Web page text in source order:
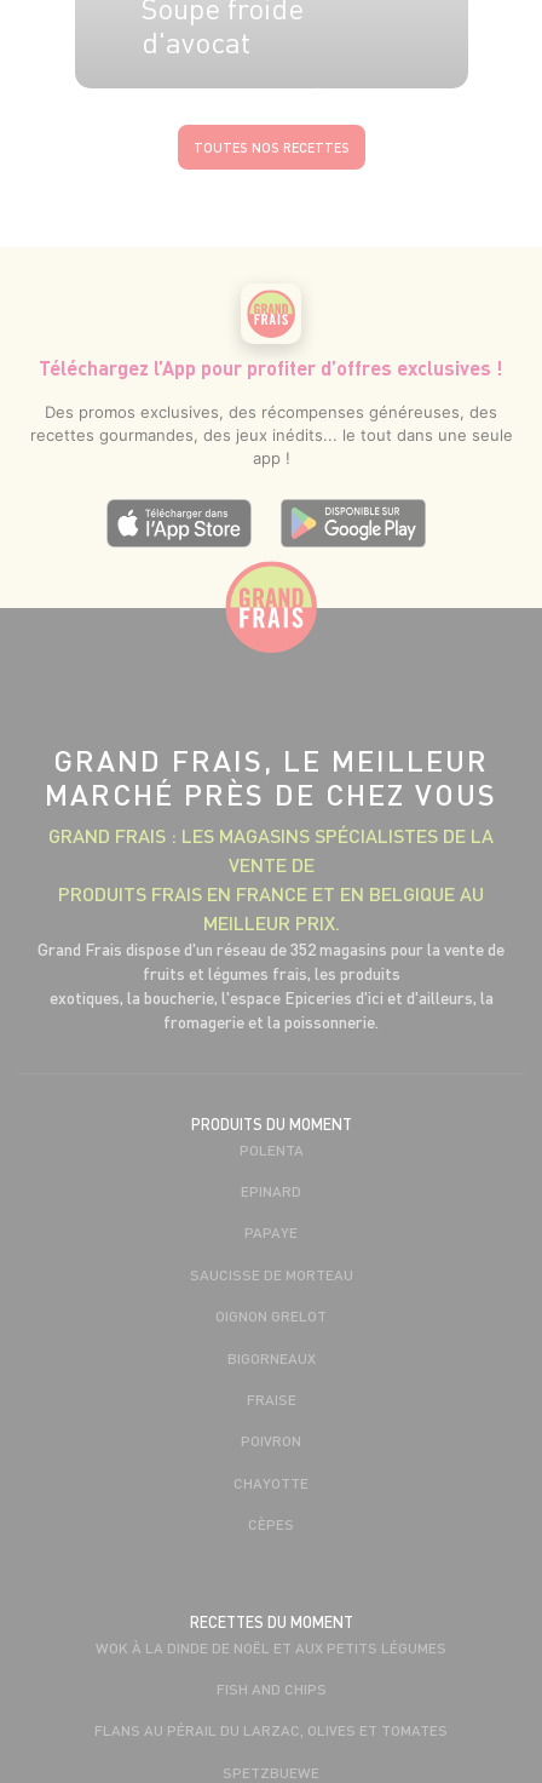
Soupe froide
d'avocat
TOUTES NOS RECETTES
Téléchargez l’App pour profiter d’offres exclusives !
Des promos exclusives, des récompenses généreuses, des
recettes gourmandes, des jeux inédits... le tout dans une seule
app !
GRAND FRAIS, LE MEILLEUR
MARCHÉ PRÈS DE CHEZ VOUS
GRAND FRAIS : LES MAGASINS SPÉCIALISTES DE LA
VENTE DE
PRODUITS FRAIS EN FRANCE ET EN BELGIQUE AU
MEILLEUR PRIX.
Grand Frais dispose d'un réseau de 352 magasins pour la vente de
fruits et légumes frais, les produits
exotiques, la boucherie, l'espace Epiceries d'ici et d'ailleurs, la
fromagerie et la poissonnerie.
PRODUITS DU MOMENT
POLENTA
EPINARD
PAPAYE
SAUCISSE DE MORTEAU
OIGNON GRELOT
BIGORNEAUX
FRAISE
POIVRON
CHAYOTTE
CÈPES
RECETTES DU MOMENT
WOK À LA DINDE DE NOËL ET AUX PETITS LÉGUMES
FISH AND CHIPS
FLANS AU PÉRAIL DU LARZAC, OLIVES ET TOMATES
SPETZBUEWE